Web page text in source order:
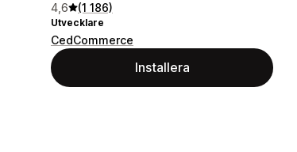
4,6 (1 186)
Utvecklare
CedCommerce
Installera